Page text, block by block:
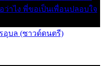
ว่าไง พี่ขอเป็นเพื่อนปลอบใจ
อุบล (ซาวด์ดนตรี)